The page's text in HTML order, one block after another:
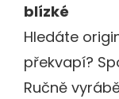
blízké
Hledáte
překvapí?
Ručně